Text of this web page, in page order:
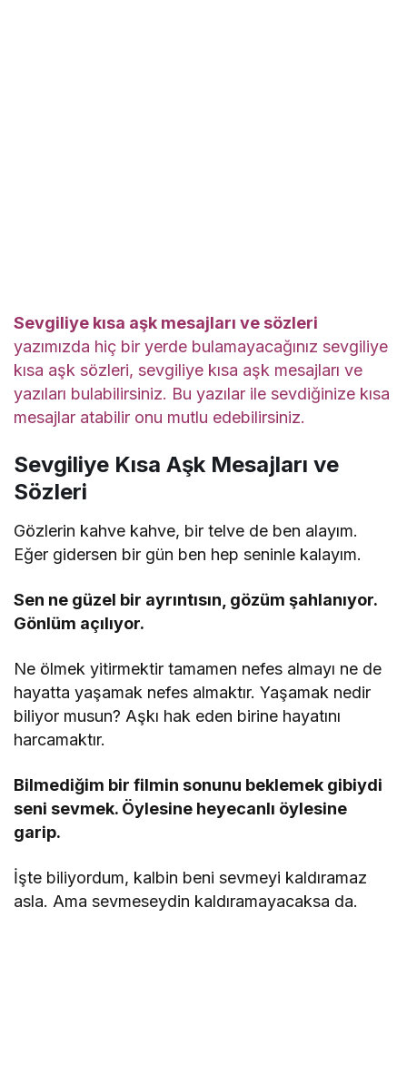
Sevgiliye kısa aşk mesajları ve sözleri
yazımızda hiç bir yerde bulamayacağınız sevgiliye
kısa aşk sözleri, sevgiliye kısa aşk mesajları ve
yazıları bulabilirsiniz. Bu yazılar ile sevdiğinize kısa
mesajlar atabilir onu mutlu edebilirsiniz.
Sevgiliye Kısa Aşk Mesajları ve
Sözleri
Gözlerin kahve kahve, bir telve de ben alayım.
Eğer gidersen bir gün ben hep seninle kalayım.
Sen ne güzel bir ayrıntısın, gözüm şahlanıyor.
Gönlüm açılıyor.
Ne ölmek yitirmektir tamamen nefes almayı ne de
hayatta yaşamak nefes almaktır. Yaşamak nedir
biliyor musun? Aşkı hak eden birine hayatını
harcamaktır.
Bilmediğim bir filmin sonunu beklemek gibiydi
seni sevmek. Öylesine heyecanlı öylesine
garip.
İşte biliyordum, kalbin beni sevmeyi kaldıramaz
asla. Ama sevmeseydin kaldıramayacaksa da.